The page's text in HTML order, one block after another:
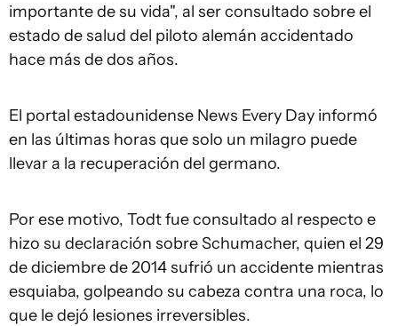
importante de su vida", al ser consultado sobre el
estado de salud del piloto alemán accidentado
hace más de dos años.
El portal estadounidense News Every Day informó
en las últimas horas que solo un milagro puede
llevar a la recuperación del germano.
Por ese motivo, Todt fue consultado al respecto e
hizo su declaración sobre Schumacher, quien el 29
de diciembre de 2014 sufrió un accidente mientras
esquiaba, golpeando su cabeza contra una roca, lo
que le dejó lesiones irreversibles.